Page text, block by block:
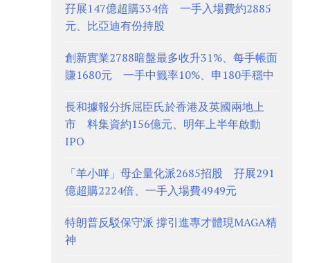
孖展147億超購334倍 一手入場費約2885
元、比亞迪有份持股
創新實業2788暗盤最多收升31%、每手帳面
賺1680元 一手中籤率10%、申180手穩中
長和據報分拆屈臣氏於香港及英國兩地上
市 料集資約156億元、明年上半年啟動
IPO
「羊小咩」母企量化派2685招股 孖展291
億超購2224倍、一手入場費4949元
特朗普反駁保守派 撐引進專才體現MAGA精
神